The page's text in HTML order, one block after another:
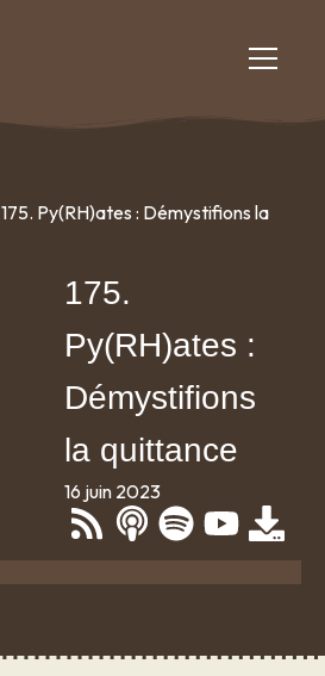
175. Py(RH)ates : Démystifions la
175.
Py(RH)ates :
Démystifions
la quittance
16 juin 2023